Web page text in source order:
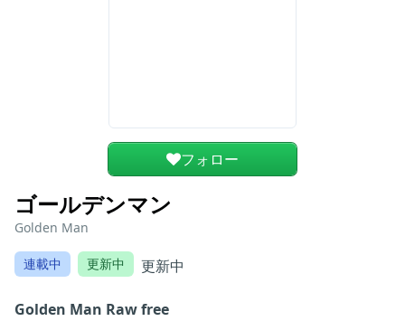
フォロー
ゴールデンマン
Golden Man
連載中 更新中 更新中
Golden Man Raw free